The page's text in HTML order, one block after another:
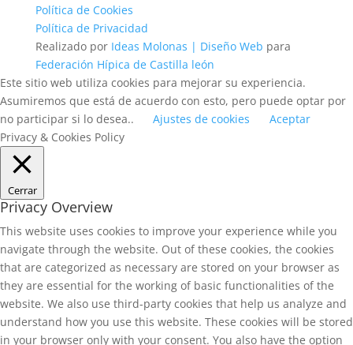
Política de Cookies
Política de Privacidad
Realizado por Ideas Molonas | Diseño Web para
Federación Hípica de Castilla león
Este sitio web utiliza cookies para mejorar su experiencia.
Asumiremos que está de acuerdo con esto, pero puede optar por
no participar si lo desea..
Ajustes de cookies
Aceptar
Privacy & Cookies Policy
Cerrar
Privacy Overview
This website uses cookies to improve your experience while you
navigate through the website. Out of these cookies, the cookies
that are categorized as necessary are stored on your browser as
they are essential for the working of basic functionalities of the
website. We also use third-party cookies that help us analyze and
understand how you use this website. These cookies will be stored
in your browser only with your consent. You also have the option